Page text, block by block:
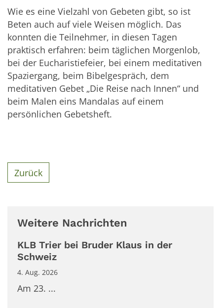
Wie es eine Vielzahl von Gebeten gibt, so ist
Beten auch auf viele Weisen möglich. Das
konnten die Teilnehmer, in diesen Tagen
praktisch erfahren: beim täglichen Morgenlob,
bei der Eucharistiefeier, bei einem meditativen
Spaziergang, beim Bibelgespräch, dem
meditativen Gebet „Die Reise nach Innen“ und
beim Malen eins Mandalas auf einem
persönlichen Gebetsheft.
Zurück
Weitere Nachrichten
KLB Trier bei Bruder Klaus in der
Schweiz
4. Aug. 2026
Am 23. ...